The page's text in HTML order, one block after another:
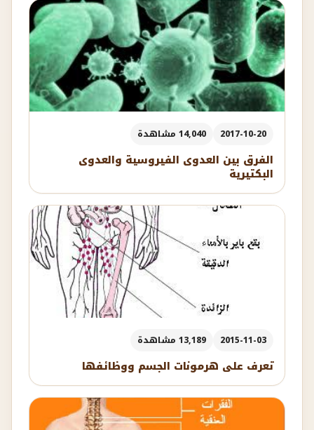
2017-10-20 14,040 مشاهدة
الفرق بين العدوى الفيروسية والعدوى
البكتيرية
2015-11-03 13,189 مشاهدة
تعرف على هرمونات الجسم ووظائفها